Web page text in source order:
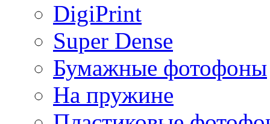
DigiPrint
Super Dense
Бумажные фотофоны
На пружине